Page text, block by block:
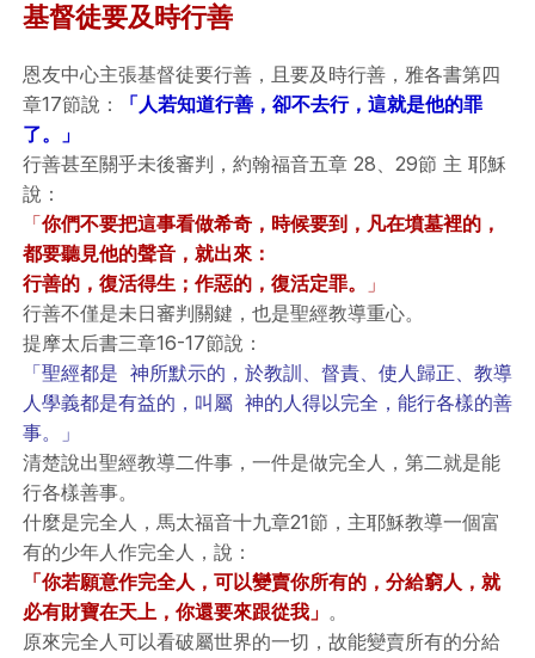
基督徒要及時行善
恩友中心主張基督徒要行善，且要及時行善，雅各書第四
章17節說：
「人若知道行善，卻不去行，這就是他的罪
了。」
行善甚至關乎未後審判，約翰福音五章 28、29節 主 耶穌
說：
「你們不要把這事看做希奇，時候要到，凡在墳墓裡的，
都要聽見他的聲音，就出來：
行善的，復活得生；作惡的，復活定罪。
」
行善不僅是未日審判關鍵，也是聖經教導重心。
提摩太后書三章16-17節說：
「聖經都是 神所默示的，於教訓、督責、使人歸正、教導
人學義都是有益的，叫屬 神的人得以完全，能行各樣的善
事。」
清楚說出聖經教導二件事，一件是做完全人，第二就是能
行各樣善事。
什麼是完全人，馬太福音十九章21節，主耶穌教導一個富
有的少年人作完全人，說：
「你若願意作完全人，可以變賣你所有的，分給窮人，就
必有財寶在天上，你還要來跟從我」 。
原來完全人可以看破屬世界的一切，故能變賣所有的分給